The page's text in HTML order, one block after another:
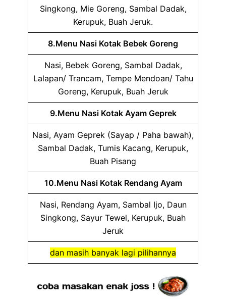
Singkong, Mie Goreng, Sambal Dadak,
Kerupuk, Buah Jeruk.
8.Menu Nasi Kotak Bebek Goreng
Nasi, Bebek Goreng, Sambal Dadak,
Lalapan/ Trancam, Tempe Mendoan/ Tahu
Goreng, Kerupuk, Buah Jeruk
9.Menu Nasi Kotak Ayam Geprek
Nasi, Ayam Geprek (Sayap / Paha bawah),
Sambal Dadak, Tumis Kacang, Kerupuk,
Buah Pisang
10.Menu Nasi Kotak Rendang Ayam
Nasi, Rendang Ayam, Sambal Ijo, Daun
Singkong, Sayur Tewel, Kerupuk, Buah
Jeruk
dan masih banyak lagi pilihannya